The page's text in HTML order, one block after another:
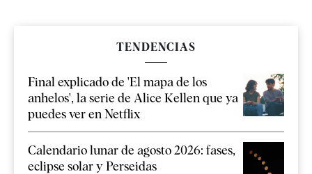
TENDENCIAS
Final explicado de 'El mapa de los
anhelos', la serie de Alice Kellen que ya
puedes ver en Netflix
Calendario lunar de agosto 2026: fases,
eclipse solar y Perseidas